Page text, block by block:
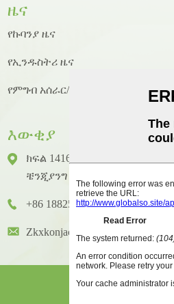
ዜና
የኩባንያ ዜና
የኢንዱስትሪ ዜና
የምግብ አሰራር/የምግብ አሰራር ዜና
እውቂያ
ክፍል 1416 ፣ ፎቅ 14 ፣ ጁንሃኦ ዓለም
ቼንጂያንግ ዞንግካይ ጎዳና ፣
+86 18825458362
Zkxkonjac@hzzkx.com